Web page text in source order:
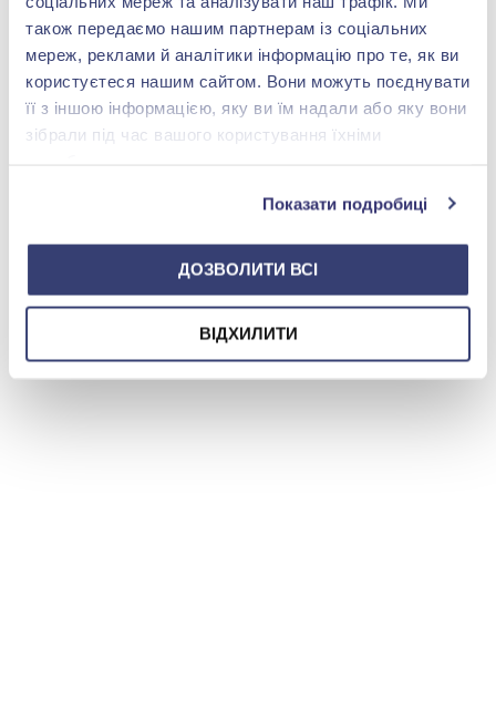
також передаємо нашим партнерам із соціальних
мереж, реклами й аналітики інформацію про те, як ви
користуєтеся нашим сайтом. Вони можуть поєднувати
її з іншою інформацією, яку ви їм надали або яку вони
зібрали під час вашого користування їхніми
Показати подробиці
ДОЗВОЛИТИ ВСІ
ВІДХИЛИТИ
shop@zolotakoroleva.ua
0 800 501 276